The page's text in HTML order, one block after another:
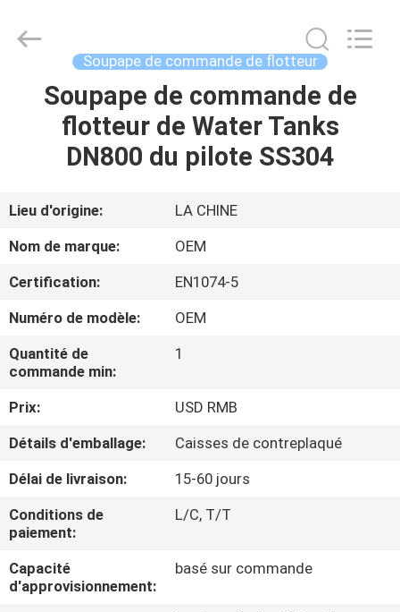
APERÇU
PRODUITS
VIDÉOS
PROPOS
DE
NOUS
VISITE
D'USINE
CONTRÔLE
DE
LA
QUALITÉ
Road
Enterprise
Soupape de commande de flotteur
Soupape de commande de
flotteur de Water Tanks
DN800 du pilote SS304
Lieu d'origine:
LA CHINE
Nom de marque:
OEM
Certification:
EN1074-5
Numéro de modèle:
OEM
Quantité de
commande min:
1
Prix:
USD RMB
Détails d'emballage:
Caisses de contreplaqué
Délai de livraison:
15-60 jours
Conditions de
paiement:
L/C, T/T
Capacité
d'approvisionnement:
basé sur commande